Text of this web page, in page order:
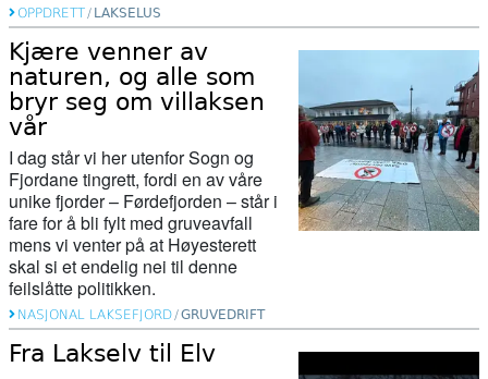
OPPDRETT / LAKSELUS
Kjære venner av
naturen, og alle som
bryr seg om villaksen
vår
I dag står vi her utenfor Sogn og
Fjordane tingrett, fordi en av våre
unike fjorder – Førdefjorden – står i
fare for å bli fylt med gruveavfall
mens vi venter på at Høyesterett
skal si et endelig nei til denne
feilslåtte politikken.
NASJONAL LAKSEFJORD/GRUVEDRIFT
Fra Lakselv til Elv